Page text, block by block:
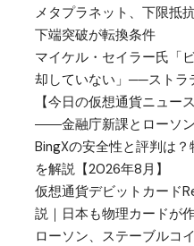
メタプラネット、下限抵
下端突破が転換条件
マイケル・セイラー氏「
却していない」──ストラ
【今日の仮想通貨ニュー
――金融庁新課とローソ
BingXの安全性と評判は
を解説【2026年8月】
仮想通貨デビットカード
説｜日本も物理カードが
ローソン、ステーブルコ